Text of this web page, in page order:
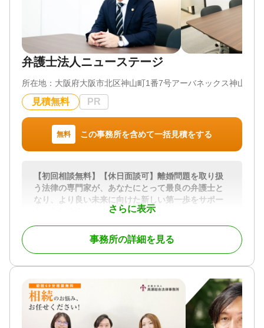
弁護士というと、「敷居が高い」「相談しづらい」
というイメージを持っている方が多いかと思いま
相続問題で弁護士に相談することは、一生に一度あ
せいで弁護士に相談する機会を逃すことがないよう
に、私は相談しやすい弁護士であろうと心がけてお
ります。
見つかるかもしれません。
まずはお気軽にご相談ください。
対応地域
全国対応可能
遺言書 / 遺産分割 / 相続財産調査 / 相続放棄 / 相続手
続き / 相続人調査 / 相続トラブル（弁護士相談）
対応体制
電話相談可 / 土日相談可 / 初回相談無料 / オンライン
弁護士法人ニューステージ
所在地： 大阪府大阪市北区神山町1番7号アーバネックス神山町
見積無料 PR
無料 この事務所を含めて一括見積をする
さらに表示
【初回相談無料】【休日面談可】離婚問題を取り扱
う法律の専門家が、あなたにとって最良の弁護士と
なり、より良い未来に向けた新しい第一歩をサポー
【経験豊富な専門家が対応】まずはご相談くださ
い。 私は、弁護士として１０年以上にわたり、財産
分与、慰謝料の請求といった財産に関わる問題、子
してまいりました。
経験豊富な弁護士に相談するかどうかによって、離
婚後の新しい生活に向けた再スタートが大きく変わ
ってきます。特に、離婚にあたっては、お互いの将
事務所の詳細を見る